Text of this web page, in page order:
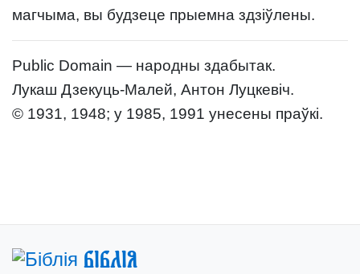
магчыма, вы будзеце прыемна здзіўлены.
Public Domain — народны здабытак.
Лукаш Дзекуць-Малей, Антон Луцкевіч.
© 1931, 1948; у 1985, 1991 унесены праўкі.
Біблія